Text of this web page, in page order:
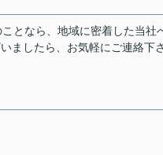
となら、地域に密着した当社
ましたら、お気軽にご連絡下さ